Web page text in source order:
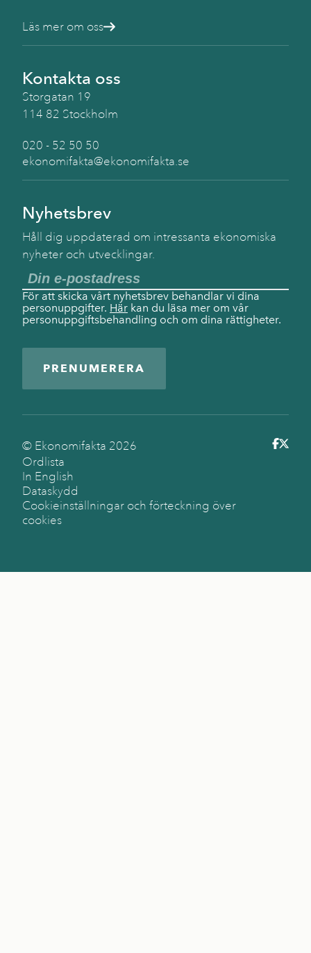
Läs mer om oss
Kontakta oss
Storgatan 19
114 82 Stockholm
020 - 52 50 50
ekonomifakta@ekonomifakta.se
Nyhetsbrev
Håll dig uppdaterad om intressanta ekonomiska
nyheter och utvecklingar.
För att skicka vårt nyhetsbrev behandlar vi dina
personuppgifter. Här kan du läsa mer om vår
personuppgiftsbehandling och om dina rättigheter.
PRENUMERERA
© Ekonomifakta 2026
Ordlista
In English
Dataskydd
Cookieinställningar och förteckning över
cookies